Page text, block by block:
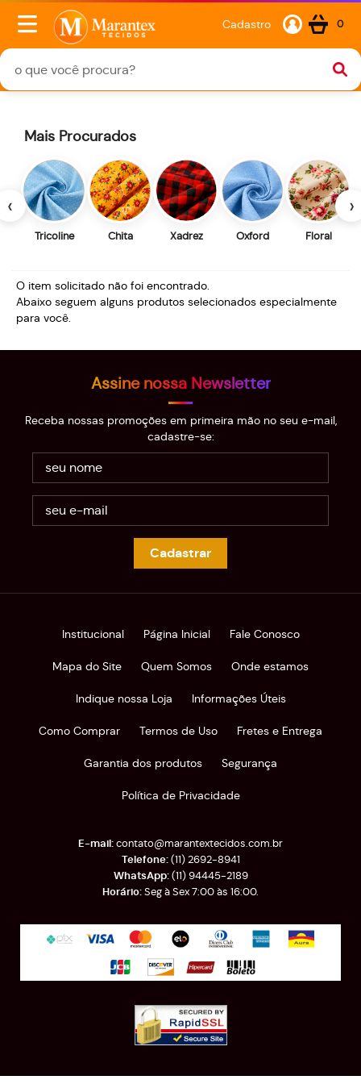
Cadastro 0
‹
Mais Procurados
Tricoline Chita Xadrez Oxford Floral
›
O item solicitado não foi encontrado.
Abaixo seguem alguns produtos selecionados especialmente
para você.
Assine nossa Newsletter
Receba nossas promoções em primeira mão no seu e-mail,
cadastre-se:
Cadastrar
Institucional Página Inicial Fale Conosco
Mapa do Site Quem Somos Onde estamos
Indique nossa Loja Informações Úteis
Como Comprar Termos de Uso Fretes e Entrega
Garantia dos produtos Segurança
Política de Privacidade
(11)2692-8941
(11)94445-2189
Seg à Sex 7:00 às 16:00.
contato@marantextecidos.com.br